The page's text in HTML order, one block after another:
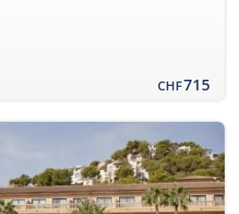
CHF715